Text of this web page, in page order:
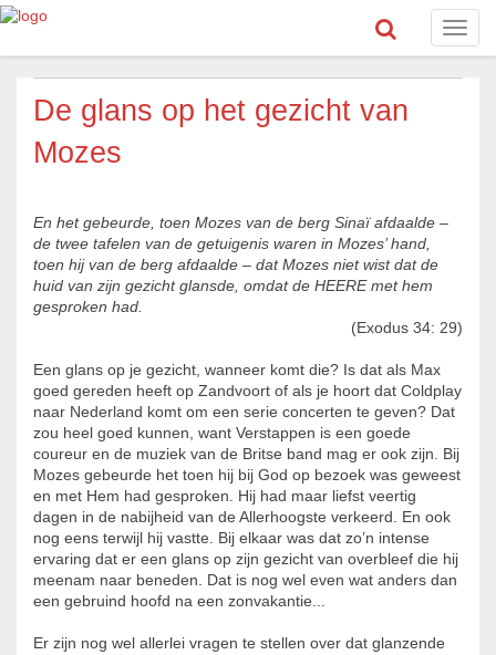
De glans op het gezicht van
Mozes
En het gebeurde, toen Mozes van de berg Sinaï afdaalde –
de twee tafelen van de getuigenis waren in Mozes’ hand,
toen hij van de berg afdaalde – dat Mozes niet wist dat de
huid van zijn gezicht glansde, omdat de HEERE met hem
gesproken had.
(Exodus 34: 29)
Een glans op je gezicht, wanneer komt die? Is dat als Max
goed gereden heeft op Zandvoort of als je hoort dat Coldplay
naar Nederland komt om een serie concerten te geven? Dat
zou heel goed kunnen, want Verstappen is een goede
coureur en de muziek van de Britse band mag er ook zijn. Bij
Mozes gebeurde het toen hij bij God op bezoek was geweest
en met Hem had gesproken. Hij had maar liefst veertig
dagen in de nabijheid van de Allerhoogste verkeerd. En ook
nog eens terwijl hij vastte. Bij elkaar was dat zo’n intense
ervaring dat er een glans op zijn gezicht van overbleef die hij
meenam naar beneden. Dat is nog wel even wat anders dan
een gebruind hoofd na een zonvakantie...
Er zijn nog wel allerlei vragen te stellen over dat glanzende